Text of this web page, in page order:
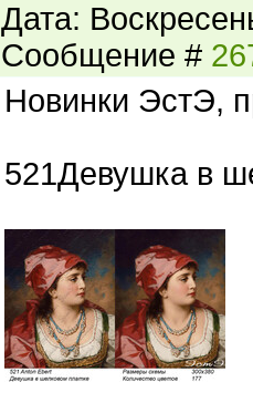
Дата:
Сообщение #
Новинки ЭстЭ,
521Девушка в